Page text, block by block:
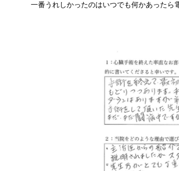
一番うれしかったのはいつでも何かあったら